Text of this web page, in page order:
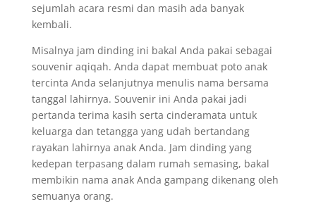
sejumlah acara resmi dan masih ada banyak
kembali.
Misalnya jam dinding ini bakal Anda pakai sebagai
souvenir aqiqah. Anda dapat membuat poto anak
tercinta Anda selanjutnya menulis nama bersama
tanggal lahirnya. Souvenir ini Anda pakai jadi
pertanda terima kasih serta cinderamata untuk
keluarga dan tetangga yang udah bertandang
rayakan lahirnya anak Anda. Jam dinding yang
kedepan terpasang dalam rumah semasing, bakal
membikin nama anak Anda gampang dikenang oleh
semuanya orang.